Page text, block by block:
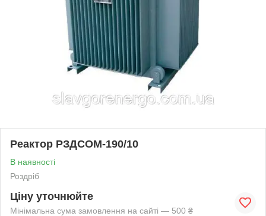
Реактор РЗДСОМ-190/10
В наявності
Роздріб
Ціну уточнюйте
Мінімальна сума замовлення на сайті — 500 ₴